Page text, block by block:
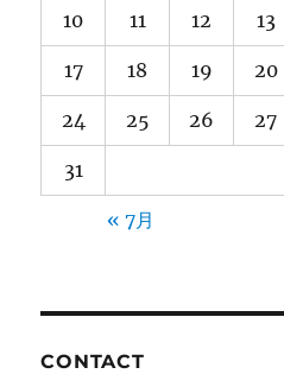
10 11 12 13
17 18 19 20
24 25 26 27
31
« 7月
CONTACT